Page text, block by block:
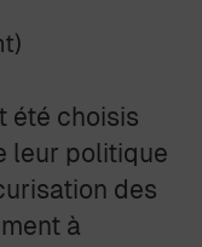
été choisis
leur politique
des
à